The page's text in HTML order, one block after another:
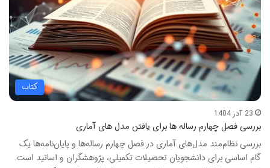
کتاب
23 آذر 1404
بررسی فصل چهارم رساله ها برای یافتن مدل های آماری
بررسی نظام‌مند مدل‌های آماری در فصل چهارم رساله‌ها و پایان‌نامه‌ها یک
گام اساسی برای دانشجویان تحصیلات تکمیلی، پژوهشگران و اساتید است.